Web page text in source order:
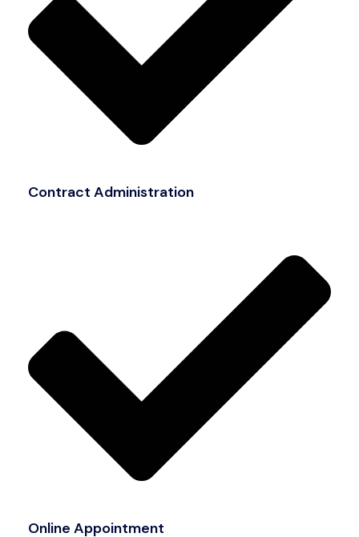
Contract Administration
Online Appointment